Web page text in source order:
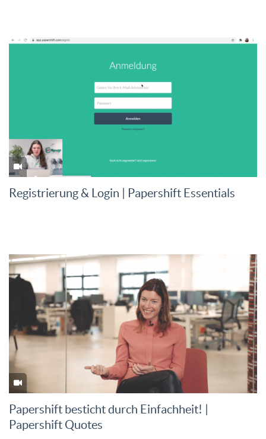
Registrierung & Login | Papershift Essentials
Papershift besticht durch Einfachheit! |
Papershift Quotes